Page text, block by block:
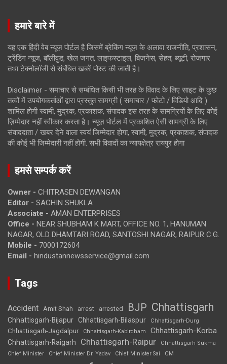
हमारे बारे में
यह एक हिंदी वेब न्यूज़ पोर्टल है जिसमें ब्रेकिंग न्यूज़ के अलावा राजनीति, प्रशासन,
ट्रेंडिंग न्यूज, बॉलीवुड, खेल जगत, लाइफस्टाइल, बिजनेस, सेहत, ब्यूटी, रोजगार
तथा टेक्नोलॉजी से संबंधित खबरें पोस्ट की जाती है।
Disclaimer - समाचार से सम्बंधित किसी भी तरह के विवाद के लिए साइट के कुछ
तत्वों में उपयोगकर्ताओं द्वारा प्रस्तुत सामग्री ( समाचार / फोटो / विडियो आदि )
शामिल होगी स्वामी, मुद्रक, प्रकाशक, संपादक इस तरह के सामग्रियों के लिए कोई
ज़िम्मेदार नहीं स्वीकार करता है। न्यूज़ पोर्टल में प्रकाशित ऐसी सामग्री के लिए
संवाददाता / खबर देने वाला स्वयं जिम्मेदार होगा, स्वामी, मुद्रक, प्रकाशक, संपादक
की कोई भी जिम्मेदारी नहीं होगी. सभी विवादों का न्यायक्षेत्र रायपुर होगा
हमसे सम्पर्क करें
Owner - CHITRASEN DEWANGAN
Editor - SACHIN SHUKLA
Associate - AMAN ENTERPRISES
Office - NEAR SHUBHAM K MART, OFFICE NO. 1, HANUMAN
NAGAR, OLD DHAMTARI ROAD, SANTOSHI NAGAR, RAIPUR C.G.
Mobile - 7000172604
Email - hindustannewsservice@gmail.com
Tags
Accident Amit Shah arrest arrested BJP Chhattisgarh
Chhattisgarh-Bijapur Chhattisgarh-Bilaspur Chhattisgarh-Durg
Chhattisgarh-Jagdalpur Chhattisgarh-Kabirdham Chhattisgarh-Korba
Chhattisgarh-Raigarh Chhattisgarh-Raipur
Chhattisgarh-Sukma
Chief Minister
Chief Minister Dr. Yadav Chief Minister Sai CM